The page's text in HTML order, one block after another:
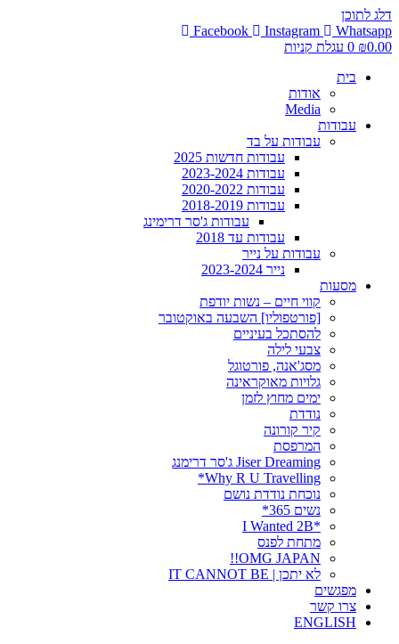
דלג לתוכן
Facebook
Instagram
Whatsapp
₪0.00
0 עגלת קניות
בית
אודות
Media
עבודות
עבודות על בד
עבודות חדשות 2025
עבודות 2023-2024
עבודות 2020-2022
עבודות 2018-2019
עבודות ג'סר דרימינג
עבודות עד 2018
עבודות על נייר
נייר 2023-2024
מסעות
קווי חיים – נשות יודפת
[פורטפוליו] השבעה באוקטובר
להסתכל בעיניים
צבעי לילה
מסג'אנה, פורטוגל
גלויות מאוקראינה
ימים מחוץ לזמן
נודדת
קיר קורונה
המרפסת
Jiser Dreaming ג'סר דרימנג
Why R U Travelling*
נוכחת נודדת נושם
נשים 365*
*I Wanted 2B
מתחת לפנס
OMG JAPAN!!
לא יתכן | IT CANNOT BE
מפגשים
צרו קשר
ENGLISH